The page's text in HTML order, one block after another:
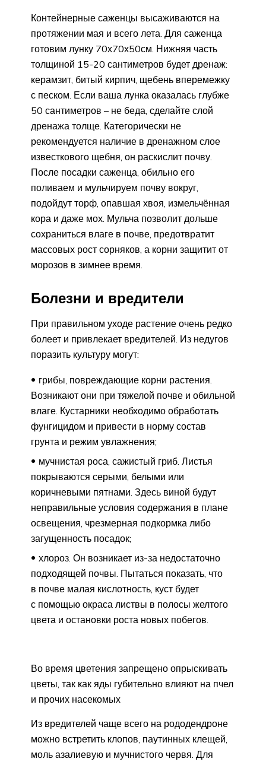
Контейнерные саженцы высаживаются на
протяжении мая и всего лета. Для саженца
готовим лунку 70х70х50см. Нижняя часть
толщиной 15-20 сантиметров будет дренаж:
керамзит, битый кирпич, щебень вперемежку
с песком. Если ваша лунка оказалась глубже
50 сантиметров – не беда, сделайте слой
дренажа толще. Категорически не
рекомендуется наличие в дренажном слое
известкового щебня, он раскислит почву.
После посадки саженца, обильно его
поливаем и мульчируем почву вокруг,
подойдут торф, опавшая хвоя, измельчённая
кора и даже мох. Мульча позволит дольше
сохраниться влаге в почве, предотвратит
массовых рост сорняков, а корни защитит от
морозов в зимнее время.
Болезни и вредители
При правильном уходе растение очень редко
болеет и привлекает вредителей. Из недугов
поразить культуру могут:
грибы, повреждающие корни растения.
Возникают они при тяжелой почве и обильной
влаге. Кустарники необходимо обработать
фунгицидом и привести в норму состав
грунта и режим увлажнения;
мучнистая роса, сажистый гриб. Листья
покрываются серыми, белыми или
коричневыми пятнами. Здесь виной будут
неправильные условия содержания в плане
освещения, чрезмерная подкормка либо
загущенность посадок;
хлороз. Он возникает из-за недостаточно
подходящей почвы. Пытаться показать, что
в почве малая кислотность, куст будет
с помощью окраса листвы в полосы желтого
цвета и остановки роста новых побегов.
Во время цветения запрещено опрыскивать
цветы, так как яды губительно влияют на пчел
и прочих насекомых
Из вредителей чаще всего на рододендроне
можно встретить клопов, паутинных клещей,
моль азалиевую и мучнистого червя. Для